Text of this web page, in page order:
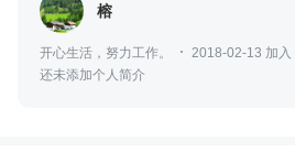
榕
开心生活，努力工作。
2018-02-13 加入
还未添加个人简介